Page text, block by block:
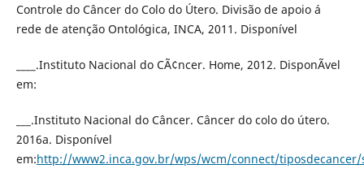
Controle do Câncer do Colo do Útero. Divisão de apoio á
rede de atenção Ontológica, INCA, 2011. Disponível
____.Instituto Nacional do CÃ¢ncer. Home, 2012. DisponÃ­vel
em:
___.Instituto Nacional do Câncer. Câncer do colo do útero.
2016a. Disponível
em:http://www2.inca.gov.br/wps/wcm/connect/